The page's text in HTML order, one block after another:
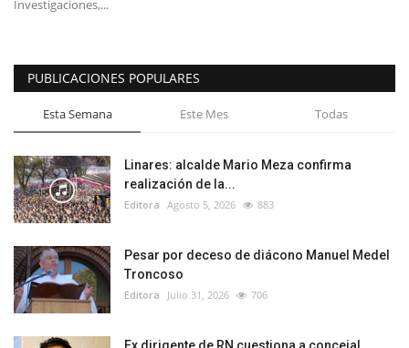
Investigaciones,...
PUBLICACIONES POPULARES
Esta Semana Este Mes Todas
Linares: alcalde Mario Meza confirma
realización de la...
Editora Agosto 5, 2026 883
Pesar por deceso de diácono Manuel Medel
Troncoso
Editora Julio 31, 2026 706
Ex dirigente de RN cuestiona a concejal